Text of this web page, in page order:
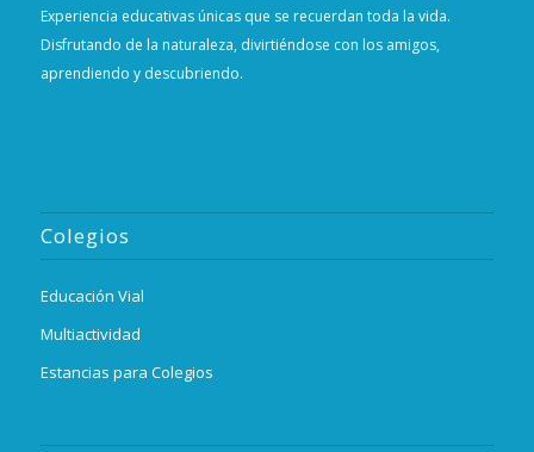
Experiencia educativas únicas que se recuerdan toda la vida.
Disfrutando de la naturaleza, divirtiéndose con los amigos,
aprendiendo y descubriendo.
Colegios
Educación Vial
Multiactividad
Estancias para Colegios